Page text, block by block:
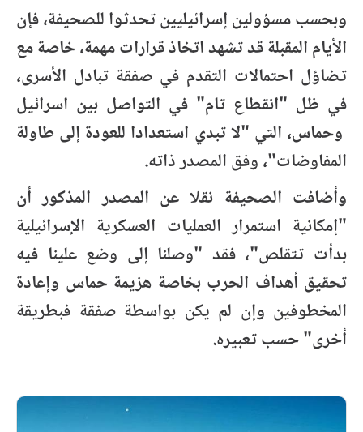
وبحسب مسؤولين إسرائيليين تحدثوا للصحيفة، فإن
الأيام المقبلة قد تشهد اتخاذ قرارات مهمة، خاصة مع
تضاؤل احتمالات التقدم في صفقة تبادل الأسرى،
في ظل "انقطاع تام" في التواصل بين اسرائيل
وحماس، التي "لا تبدي استعدادا للعودة إلى طاولة
المفاوضات"، وفق المصدر ذاته.
وأضافت الصحيفة نقلا عن المصدر المذكور أن
"إمكانية استمرار العمليات العسكرية الإسرائيلية
بدأت تتقلص"، فقد "وصلنا إلى وضع علينا فيه
تحقيق أهداف الحرب بخاصة هزيمة حماس وإعادة
المخطوفين وإن لم يكن بواسطة صفقة فبطريقة
أخرى" حسب تعبيره.